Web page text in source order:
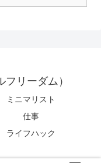
リーダム）
ミニマリスト
仕事
ライフハック